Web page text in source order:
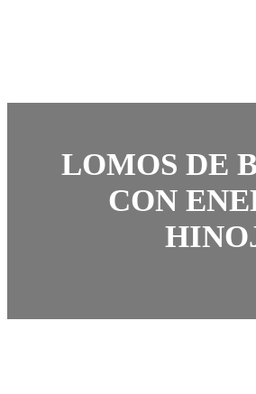
LOMOS DE
CON